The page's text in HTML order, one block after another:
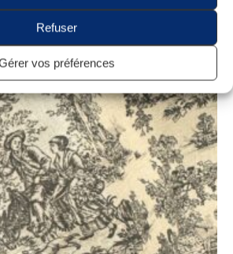
Refuser
vos préférences